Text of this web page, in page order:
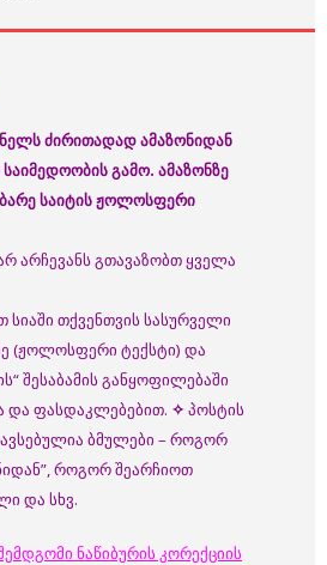
ძირითადადამაზონიდან
გამო. ამაზონზე
საიტისჟოლოსფერი
არჩევანს გთავაზობთ ყველა
თქვენთვის სასურველი
(ჟოლოსფერი ტექსტი) და
შესაბამის განყოფილებაში
და ფასდაკლებებით. ✧ პოსტის
ბმულები – როგორ
როგორ შეარჩიოთ
და სხვ.
ნაწიბურის კორექციის